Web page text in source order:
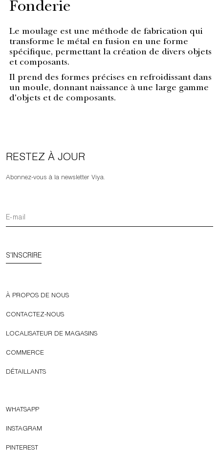
Fonderie
Le moulage est une méthode de fabrication qui
transforme le métal en fusion en une forme
spécifique, permettant la création de divers objets
et composants.
Il prend des formes précises en refroidissant dans
un moule, donnant naissance à une large gamme
d'objets et de composants.
RESTEZ À JOUR
Abonnez-vous à la newsletter Viya.
S'INSCRIRE
À PROPOS DE NOUS
CONTACTEZ-NOUS
LOCALISATEUR DE MAGASINS
COMMERCE
DÉTAILLANTS
WHATSAPP
INSTAGRAM
PINTEREST